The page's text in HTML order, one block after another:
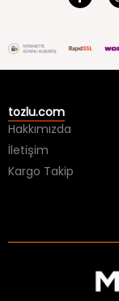
tozlu.com
Hakkımızda
İletişim
Kargo Takip